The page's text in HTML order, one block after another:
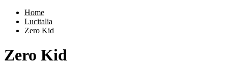
Home
Lucitalia
Zero Kid
Zero Kid